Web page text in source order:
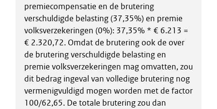
premiecompensatie en de brutering
verschuldigde belasting (37,35%) en premie
volksverzekeringen (0%): 37,35% * € 6.213 =
€ 2.320,72. Omdat de brutering ook de over
de brutering verschuldigde belasting en
premie volksverzekeringen mag omvatten, zou
dit bedrag ingeval van volledige brutering nog
vermenigvuldigd mogen worden met de factor
100/62,65. De totale brutering zou dan